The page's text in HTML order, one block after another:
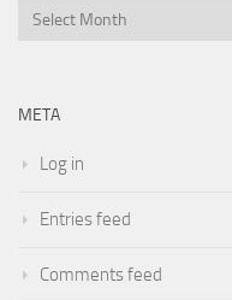
Archives
META
Log in
Entries feed
Comments feed